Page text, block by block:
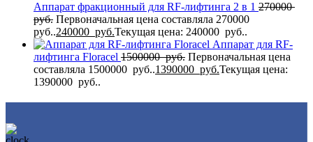
Аппарат фракционный для RF-лифтинга 2 в 1 270000
руб. Первоначальная цена составляла 270000
руб..240000 руб.Текущая цена: 240000 руб..
Аппарат для RF-
лифтинга Flоrасеl 1500000руб. Первоначальная цена
составляла 1500000 руб..1390000 руб.Текущая цена:
1390000 руб..